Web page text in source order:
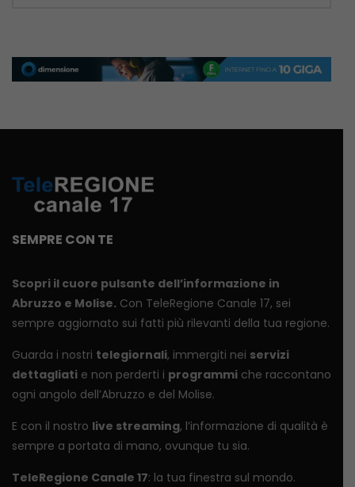
SEMPRE CON TE
Scopri il cuore pulsante dell’informazione in
Abruzzo e Molise. Con TeleRegione Canale 17, sei
sempre aggiornato sui fatti più rilevanti della tua regione.
Guarda i nostri telegiornali, immergiti nei servizi
dettagliati e non perderti i programmi che raccontano
ogni angolo dell’Abruzzo e del Molise.
E con il nostro live streaming, l’informazione di qualità è
sempre a portata di mano, ovunque tu sia.
TeleRegione Canale 17: la tua finestra sul mondo.